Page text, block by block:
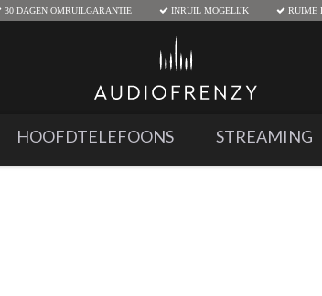
30 DAGEN OMRUILGARANTIE INRUIL MOGELIJK RUIME
HOOFDTELEFOONS STREAMING